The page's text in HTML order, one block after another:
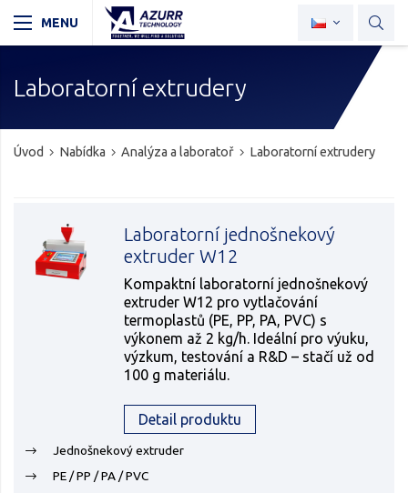
Laboratorní extrudery
Úvod Nabídka Analýza a laboratoř Laboratorní extrudery
Laboratorní jednošnekový
extruder W12
Kompaktní laboratorní jednošnekový
extruder W12 pro vytlačování
termoplastů (PE, PP, PA, PVC) s
výkonem až 2 kg/h. Ideální pro výuku,
výzkum, testování a R&D – stačí už od
100 g materiálu.
Detail produktu
Jednošnekový extruder
PE / PP / PA / PVC